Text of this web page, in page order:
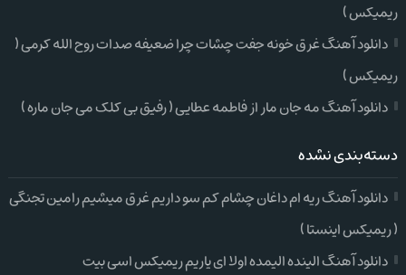
ریمیکس )
دانلود آهنگ غرق خونه جفت چشات چرا ضعیفه صدات روح الله کرمی (
ریمیکس )
دانلود آهنگ مه جان مار از فاطمه عطایی ( رفیق بی کلک می جان ماره )
دسته‌بندی نشده
دانلود آهنگ ریه ام داغان چشام کم سو داریم غرق میشیم رامین تجنگی
( ریمیکس اینستا )
دانلود آهنگ الینده الیمده اولا ای یاریم ریمیکس اسی بیت